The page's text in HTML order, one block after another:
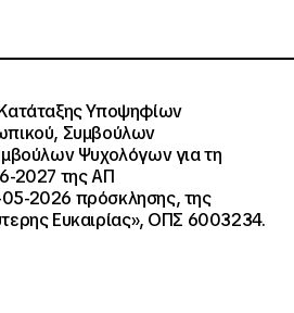
Υποψηφίων
Συμβούλων
Ψυχολόγων για τη
2027 της ΑΠ
2026 πρόσκλησης, της
Ευκαιρίας», ΟΠΣ 6003234.